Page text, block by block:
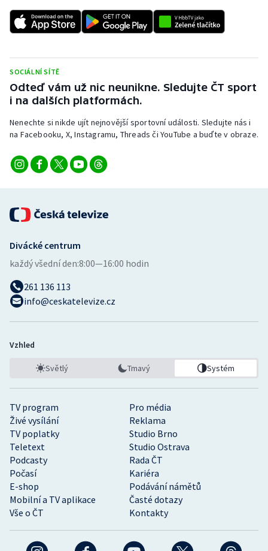
Short track
Stolní tenis
Veslování
Vodní slalom
Ostatní
SOCIÁLNÍ SÍTĚ
Odteď vám už nic neunikne. Sledujte ČT sport
i na dalších platformách.
Nenechte si nikde ujít nejnovější sportovní události. Sledujte nás i
na Facebooku, X, Instagramu, Threads či YouTube a buďte v obraze.
TV program
Pro média
Živé vysílání
Reklama
TV poplatky
Studio Brno
Teletext
Studio Ostrava
Podcasty
Rada ČT
Počasí
Kariéra
E-shop
Podávání námětů
Mobilní a TV aplikace
Časté dotazy
Vše o ČT
Kontakty
Divácké centrum
každý všední den:8:00—16:00 hodin
261 136 113
info@ceskatelevize.cz
Vzhled
Světlý Tmavý Systém